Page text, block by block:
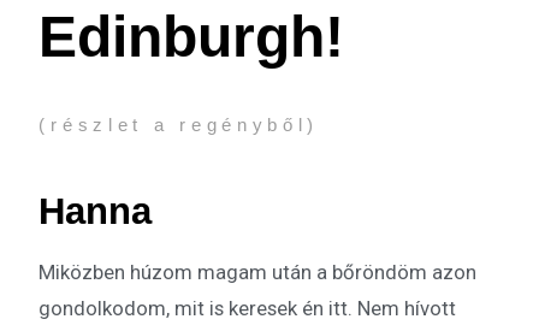
Edinburgh!
(részlet a regényből)
Hanna
Miközben húzom magam után a bőröndöm azon
gondolkodom, mit is keresek én itt. Nem hívott